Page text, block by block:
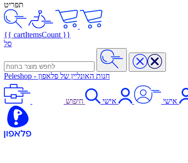
תפריט
{{ cartItemsCount }}
סל
Peleshop - חנות האונליין של פלאפון
אישי אישי חיפוש